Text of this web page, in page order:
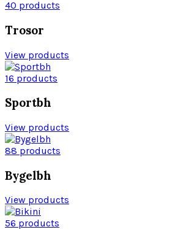
40 products
Trosor
View products
16 products
Sportbh
View products
88 products
Bygelbh
View products
56 products